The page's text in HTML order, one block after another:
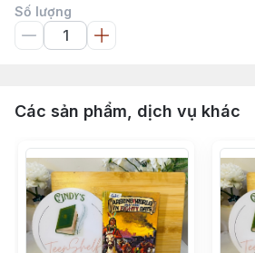
Số lượng
Các sản phẩm, dịch vụ khác